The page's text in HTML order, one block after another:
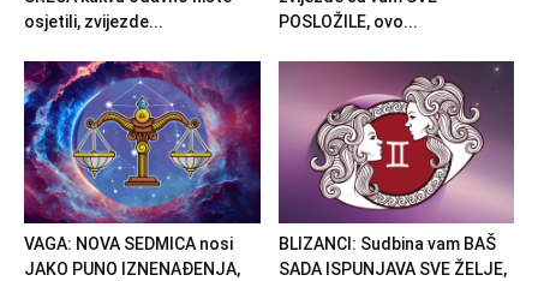
osjetili, zvijezde...
POSLOŽILE, ovo...
VAGA: NOVA SEDMICA nosi
JAKO PUNO IZNENAĐENJA,
BLIZANCI: Sudbina vam BAŠ
SADA ISPUNJAVA SVE ŽELJE,